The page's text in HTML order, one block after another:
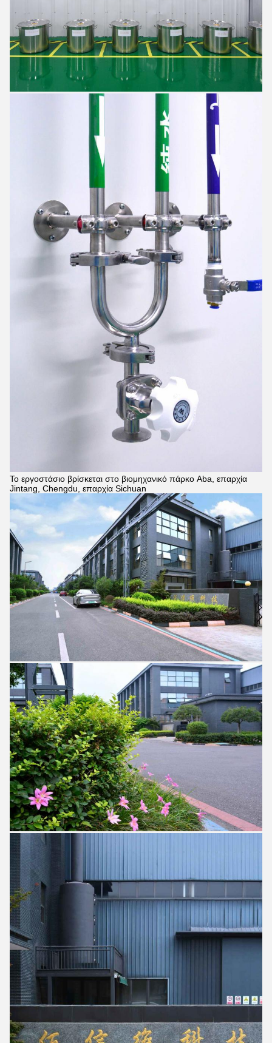
Το εργοστάσιο βρίσκεται στο βιομηχανικό πάρκο Aba, επαρχία
Jintang, Chengdu, επαρχία Sichuan